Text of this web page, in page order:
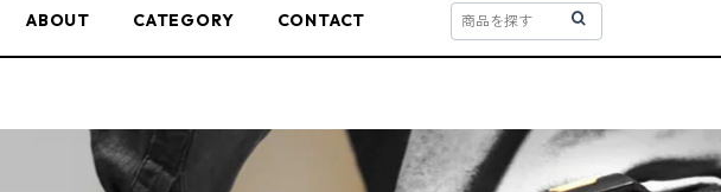
ABOUT CATEGORY CONTACT